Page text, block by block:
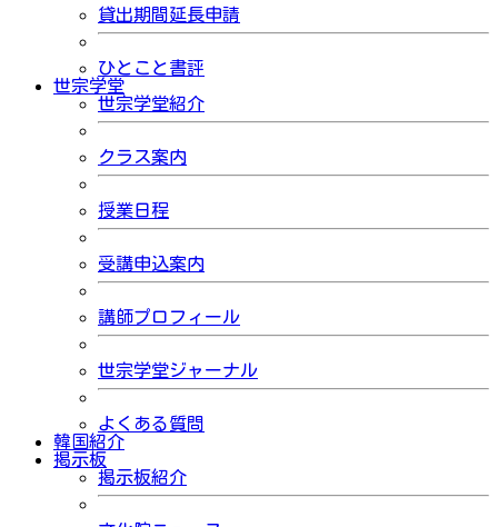
貸出期間延長申請
ひとこと書評
世宗学堂
世宗学堂紹介
クラス案内
授業日程
受講申込案内
講師プロフィール
世宗学堂ジャーナル
よくある質問
韓国紹介
掲示板
掲示板紹介